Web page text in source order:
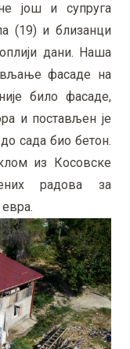
још и супруга
(19) и близанци
дани. Наша
фасаде на
било фасаде,
и постављен је
сада био бетон.
из Косовске
радова за